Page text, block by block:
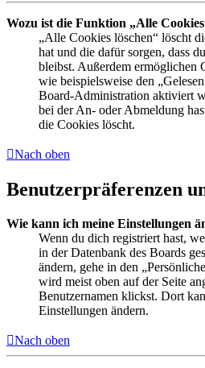
Wozu ist die Funktion „Alle Cookies
„Alle Cookies löschen“ löscht
hat und die dafür sorgen, dass
bleibst. Außerdem ermöglichen
wie beispielsweise den
Board-Administration aktiviert
bei der An- oder Abmeldung
die Cookies löscht.
Nach oben
Benutzerpräferenzen
Wie kann ich meine Einstellungen
Wenn du dich registriert hast,
in der Datenbank des Boards
ändern, gehe in den
wird meist oben auf der Seite
Benutzernamen klickst. Dort
Einstellungen ändern.
Nach oben